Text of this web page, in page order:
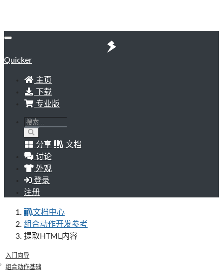
Quicker
主页
下载
专业版
分享
文档
讨论
外观
登录
注册
文档中心
组合动作开发参考
提取HTML内容
入门向导
组合动作基础